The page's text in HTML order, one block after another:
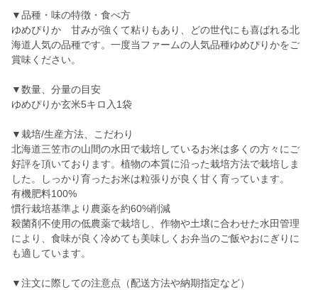
▼品種・味の特徴・食べ方
ゆめぴりか 甘みが強くて粘りもあり、どの世代にも喜ばれる北
海道人気の品種です。一度当ファームの人気品種ゆめぴりかをご
賞味ください。
▼数量、分量の目安
ゆめぴりか玄米5キロ入1袋
▼栽培/生産方法、こだわり
北海道三笠市の山間の水田で栽培しているお米は多くの方々にご
好評を頂いております。植物の本質に沿った栽培方法で栽培しま
した。しっかり育ったお米は粒張りが良く甘く育っています。
有機肥料100%
慣行栽培基準より農薬を約60%削減
殺菌剤不使用の低農薬で栽培し、作物や土壌に合わせた水田管理
により、食味が良く冷めても美味しくお弁当のご飯やおにぎりに
も適しています。
▼注文に際しての注意点（配送方法や納期指定など）